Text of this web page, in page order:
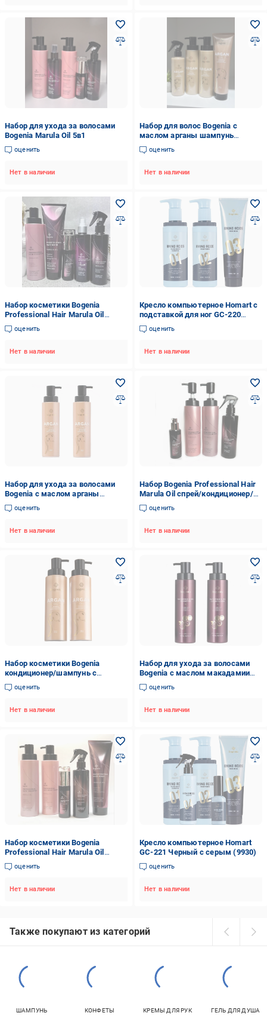
Набор для ухода за волосами
Bogenia Marula Oil 5в1
оценить
Нет в наличии
Набор для волос Bogenia с
маслом арганы шампунь
кондиционер маска и спрей
оценить
Нет в наличии
Набор косметики Bogenia
Professional Hair Marula Oil
спрей/шампунь/масло/маска/
термозащита (1907368454)
оценить
Нет в наличии
Кресло компьютерное Homart с
подставкой для ног GC-220
Черный (9929)
оценить
Нет в наличии
Набор для ухода за волосами
Bogenia с маслом арганы
шампунь 400 мл/кондиционер
400 мл
оценить
Нет в наличии
Набор Bogenia Professional Hair
Marula Oil спрей/кондиционер/
шампунь/масло (1886400170)
оценить
Нет в наличии
Набор косметики Bogenia
кондиционер/шампунь с
аргановым маслом
(2191863066)
оценить
Нет в наличии
Набор для ухода за волосами
Bogenia с маслом макадамии
шампунь 400 мл/кондиционер
400 мл
оценить
Нет в наличии
Набор косметики Bogenia
Professional Hair Marula Oil
спрей/шампунь/кондиционер/
масло (1907333353)
оценить
Нет в наличии
Кресло компьютерное Homart
GC-221 Черный с серым (9930)
оценить
Нет в наличии
Также покупают из категорий
ШАМПУНЬ КОНФЕТЫ КРЕМЫ ДЛЯ РУК ГЕЛЬ ДЛЯ ДУША